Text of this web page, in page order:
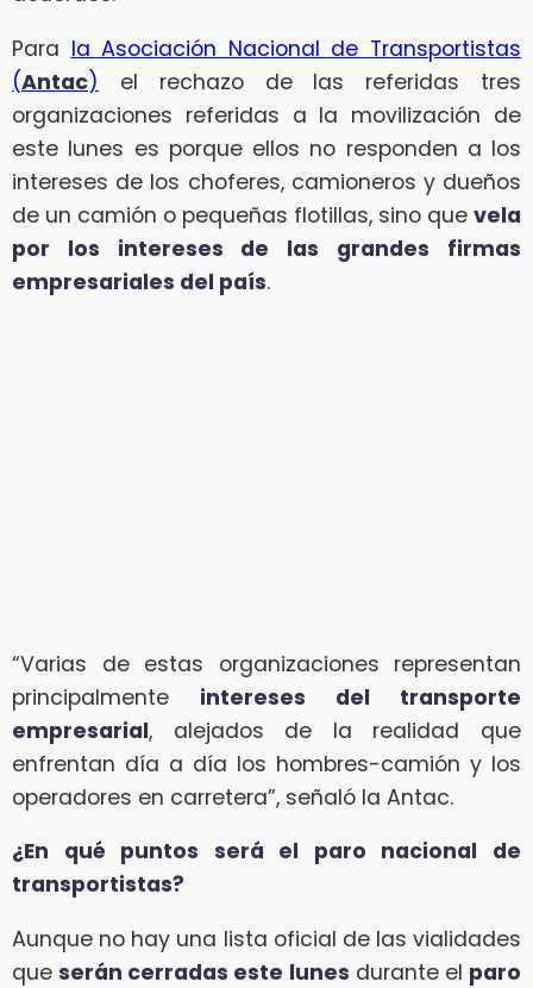
Para la Asociación Nacional de Transportistas
(Antac) el rechazo de las referidas tres
organizaciones referidas a la movilización de
este lunes es porque ellos no responden a los
intereses de los choferes, camioneros y dueños
de un camión o pequeñas flotillas, sino que vela
por los intereses de las grandes firmas
empresariales del país.
“Varias de estas organizaciones representan
principalmente intereses del transporte
empresarial, alejados de la realidad que
enfrentan día a día los hombres-camión y los
operadores en carretera”, señaló la Antac.
¿En qué puntos será el paro nacional de
transportistas?
Aunque no hay una lista oficial de las vialidades
queserán cerradas este lunes durante el paro